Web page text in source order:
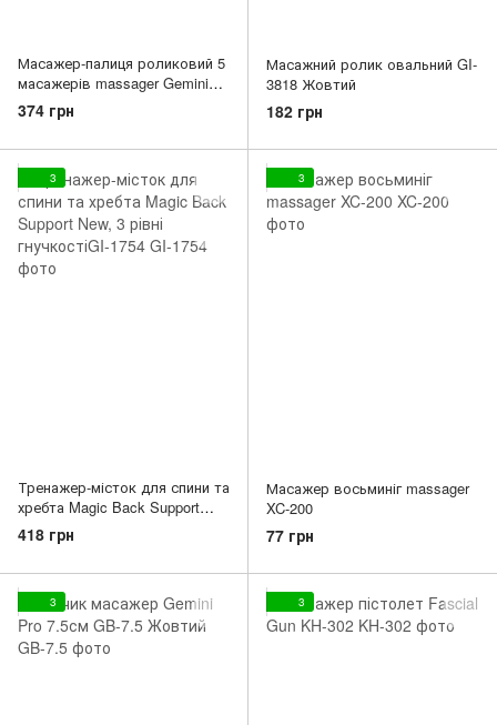
Масажер-палиця роликовий 5
масажерів massager Gemini
GI-1794 Бірюзовий
374 грн
Масажний ролик овальний GI-
3818 Жовтий
182 грн
3
Тренажер-місток для спини та
хребта Magic Back Support
New, 3 рівні гнучкостіGI-1754
418 грн
3
Масажер восьминіг massager
XC-200
77 грн
3 3